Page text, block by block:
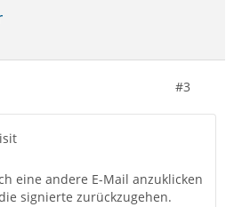
#3
eine andere E-Mail anzuklicken
signierte zurückzugehen.